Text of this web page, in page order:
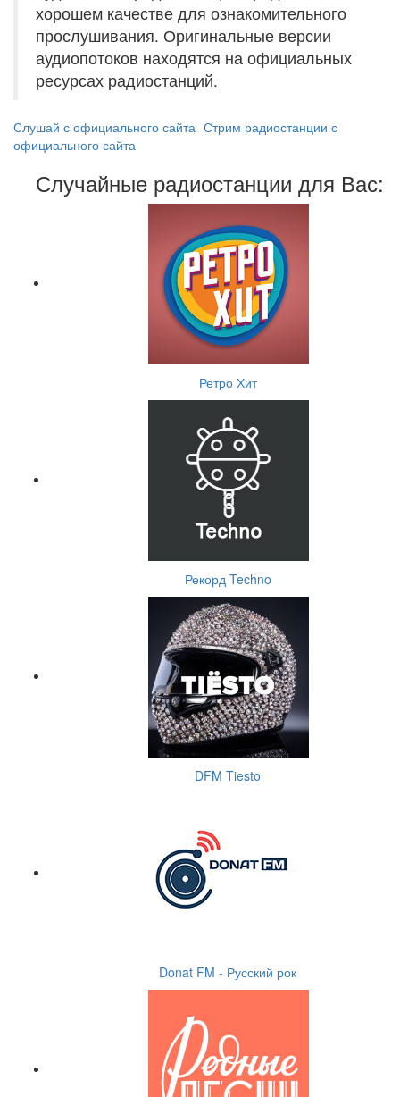
хорошем качестве для ознакомительного
прослушивания. Оригинальные версии
аудиопотоков находятся на официальных
ресурсах радиостанций.
Слушай с официального сайта Стрим радиостанции с
официального сайта
Случайные радиостанции для Вас:
Ретро Хит
Рекорд Techno
DFM Tiesto
Donat FM - Русский рок